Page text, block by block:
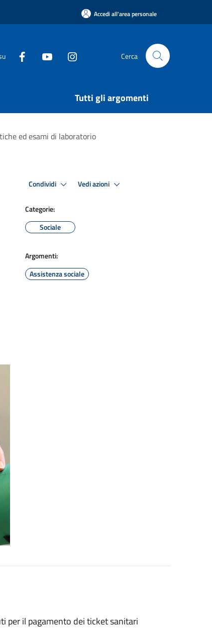
Accedi all'area personale
Cerca
Tutti gli argomenti
ed esami di laboratorio
Condividi Vedi azioni
Categorie:
Sociale
Argomenti:
Assistenza sociale
per il pagamento dei ticket sanitari